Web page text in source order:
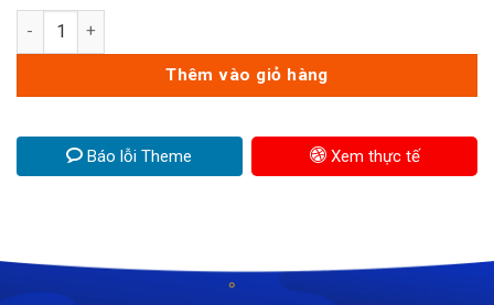
Giao diện web nội thất Flatsome số lượng
Thêm vào giỏ hàng
Báo lỗi Theme Xem thực tế